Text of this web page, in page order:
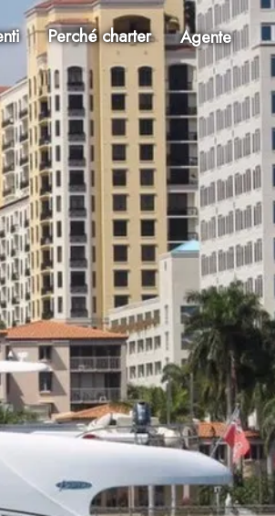
Perché charter Agente